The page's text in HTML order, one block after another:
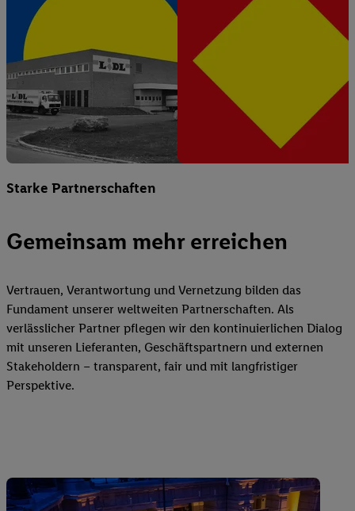
Starke Partnerschaften
Gemeinsam mehr erreichen
Vertrauen, Verantwortung und Vernetzung bilden das
Fundament unserer weltweiten Partnerschaften. Als
verlässlicher Partner pflegen wir den kontinuierlichen Dialog
mit unseren Lieferanten, Geschäftspartnern und externen
Stakeholdern – transparent, fair und mit langfristiger
Perspektive.